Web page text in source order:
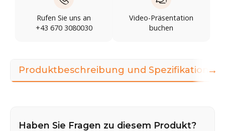
Rufen Sie uns an
+43 670 3080030
Video-Präsentation
buchen
Produktbeschreibung und Spezifikationen
Haben Sie Fragen zu diesem Produkt?
→